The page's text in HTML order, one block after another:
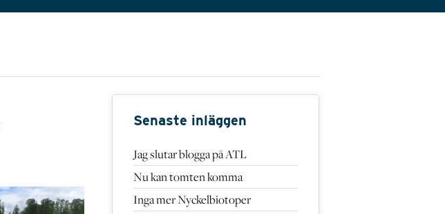
Senaste inläggen
Jag slutar blogga på ATL
Nu kan tomten komma
Inga mer Nyckelbiotoper